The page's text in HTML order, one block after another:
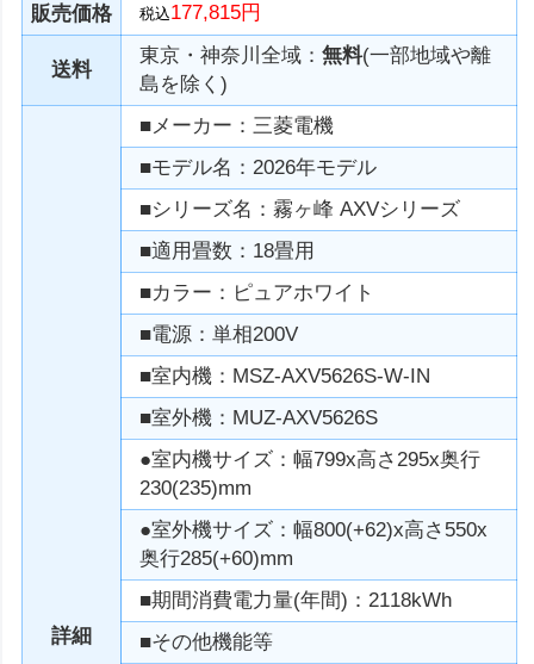
販売価格
税込177,815円
送料
東京・神奈川全域：無料(一部地域や離
島を除く)
詳細
■メーカー：三菱電機
■モデル名：2026年モデル
■シリーズ名：霧ヶ峰 AXVシリーズ
■適用畳数：18畳用
■カラー：ピュアホワイト
■電源：単相200V
■室内機：MSZ-AXV5626S-W-IN
■室外機：MUZ-AXV5626S
●室内機サイズ：幅799x高さ295x奥行
230(235)mm
●室外機サイズ：幅800(+62)x高さ550x
奥行285(+60)mm
■期間消費電力量(年間)：2118kWh
■その他機能等